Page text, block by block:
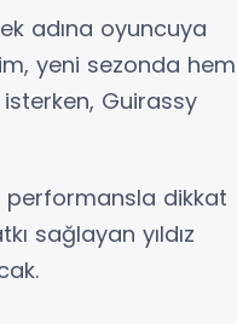
adına oyuncuya
yeni sezonda hem
Guirassy
performansla dikkat
sağlayan yıldız